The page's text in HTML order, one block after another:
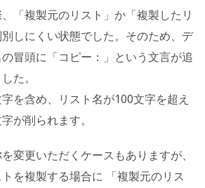
「複製元のリスト」か「複製したリ
しにくい状態でした。そのため、デ
冒頭に「コピー：」という文言が追
た。
を含め、リスト名が100文字を超え
が削られます。
変更いただくケースもありますが、
を複製する場合に 「複製元のリス